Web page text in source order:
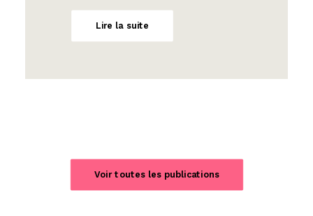
Lire la suite
Voir toutes les publications